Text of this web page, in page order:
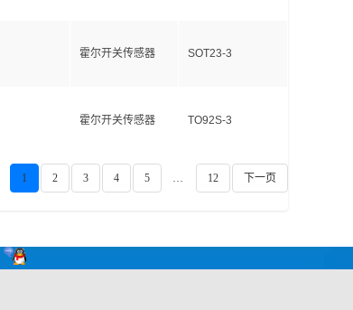
霍尔开关传感器 SOT23-3
霍尔开关传感器 TO92S-3
1 2 3 4 5 … 12 下一页